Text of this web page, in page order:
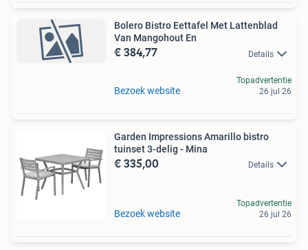
Bolero Bistro Eettafel Met Lattenblad
Van Mangohout En
€ 384,77 Details
Bezoek website
Topadvertentie
26 jul 26
Garden Impressions Amarillo bistro
tuinset 3-delig - Mina
€ 335,00 Details
Bezoek website
Topadvertentie
26 jul 26